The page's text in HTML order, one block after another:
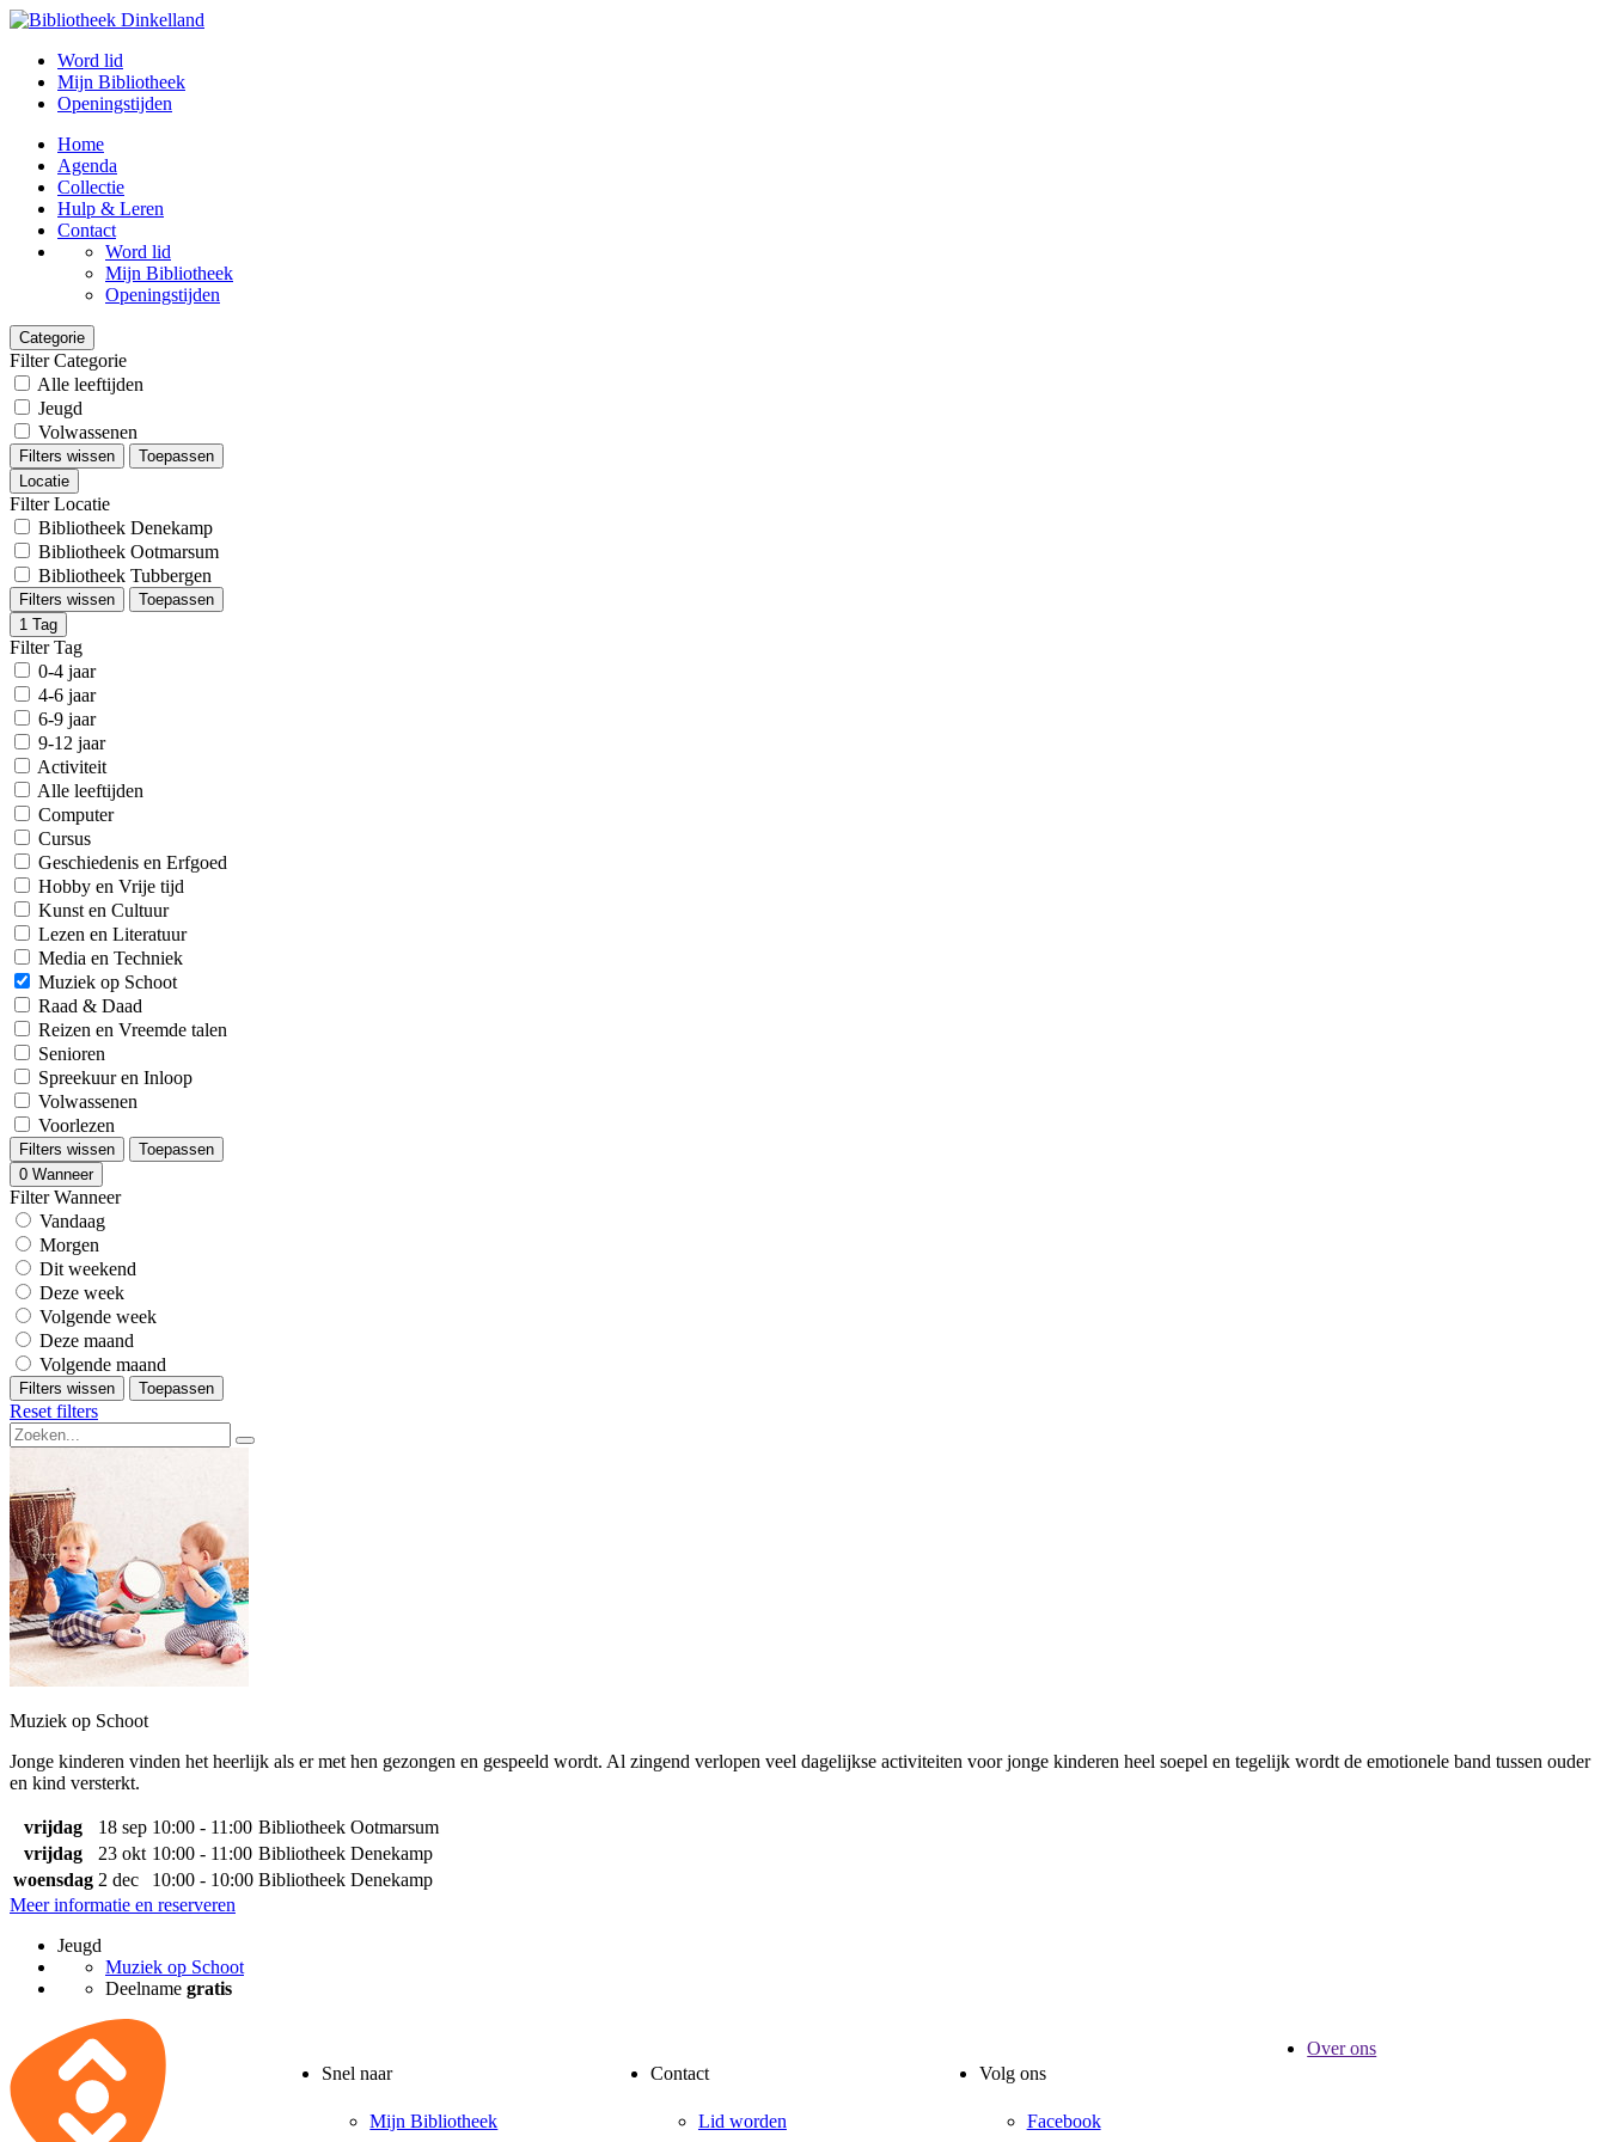
Word lid
Mijn Bibliotheek
Openingstijden
Home
Agenda
Collectie
Hulp & Leren
Contact
Word lid
Mijn Bibliotheek
Openingstijden
Categorie
Filter Categorie
Alle leeftijden
Jeugd
Volwassenen
Filters wissen
Toepassen
Locatie
Filter Locatie
Bibliotheek Denekamp
Bibliotheek Ootmarsum
Bibliotheek Tubbergen
Filters wissen
Toepassen
1 Tag
Filter Tag
0-4 jaar
4-6 jaar
6-9 jaar
9-12 jaar
Activiteit
Alle leeftijden
Computer
Cursus
Geschiedenis en Erfgoed
Hobby en Vrije tijd
Kunst en Cultuur
Lezen en Literatuur
Media en Techniek
Muziek op Schoot
Raad & Daad
Reizen en Vreemde talen
Senioren
Spreekuur en Inloop
Volwassenen
Voorlezen
Filters wissen
Toepassen
0 Wanneer
Filter Wanneer
Vandaag
Morgen
Dit weekend
Deze week
Volgende week
Deze maand
Volgende maand
Filters wissen Toepassen
Reset filters
Muziek op Schoot
Jonge kinderen vinden het heerlijk als er met hen gezongen en gespeeld wordt. Al zingend verlopen veel dagelijkse activiteiten voor jonge kinderen heel soepel en tegelijk wordt de emotionele band tussen ouder
en kind versterkt.
vrijdag 18 sep 10:00 - 11:00 Bibliotheek Ootmarsum
vrijdag
23 okt 10:00 - 11:00 Bibliotheek Denekamp
woensdag 2 dec 10:00 - 10:00 Bibliotheek Denekamp
Meer informatie en reserveren
Jeugd
Muziek op Schoot
Deelname gratis
Snel naar
Mijn Bibliotheek
Contact
Lid worden
Volg ons
Facebook
Over ons